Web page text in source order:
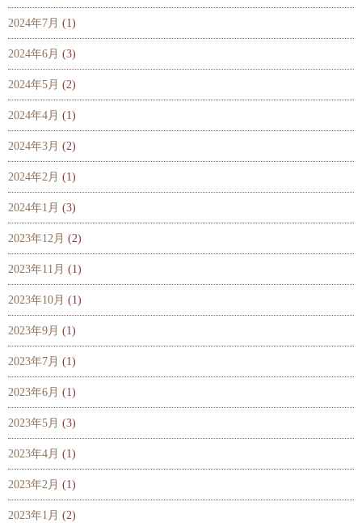
2024年7月 (1)
2024年6月 (3)
2024年5月 (2)
2024年4月 (1)
2024年3月 (2)
2024年2月 (1)
2024年1月 (3)
2023年12月 (2)
2023年11月 (1)
2023年10月 (1)
2023年9月 (1)
2023年7月 (1)
2023年6月 (1)
2023年5月 (3)
2023年4月 (1)
2023年2月 (1)
2023年1月 (2)